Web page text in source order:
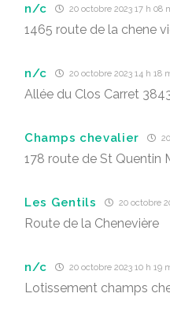
n/c 20 octobre 2023 17 h 08
1465 route de la chene
n/c 20 octobre 2023 14 h 18
Allée du Clos Carret
Champs chevalier
178 route de St Quentin
Les Gentils 20 octobre
Route de la Chenevière
n/c 20 octobre 2023 10 h 19
Lotissement champs